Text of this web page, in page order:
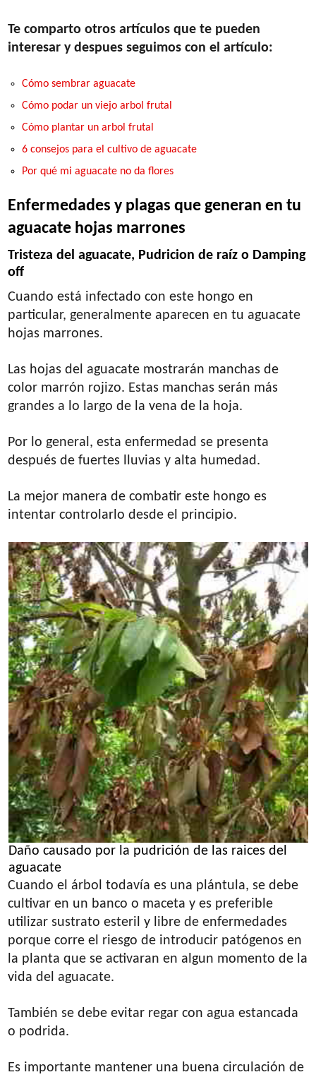
Te comparto otros artículos que te pueden
interesar y despues seguimos con el artículo:
Cómo sembrar aguacate
Cómo podar un viejo arbol frutal
Cómo plantar un arbol frutal
6 consejos para el cultivo de aguacate
Por qué mi aguacate no da flores
Enfermedades y plagas que generan en tu
aguacate hojas marrones
Tristeza del aguacate, Pudricion de raíz o Damping
off
Cuando está infectado con este hongo en
particular, generalmente aparecen en tu aguacate
hojas marrones.
Las hojas del aguacate mostrarán manchas de
color marrón rojizo. Estas manchas serán más
grandes a lo largo de la vena de la hoja.
Por lo general, esta enfermedad se presenta
después de fuertes lluvias y alta humedad.
La mejor manera de combatir este hongo es
intentar controlarlo desde el principio.
Daño causado por la pudrición de las raices del
aguacate
Cuando el árbol todavía es una plántula, se debe
cultivar en un banco o maceta y es preferible
utilizar sustrato esteril y libre de enfermedades
porque corre el riesgo de introducir patógenos en
la planta que se activaran en algun momento de la
vida del aguacate.
También se debe evitar regar con agua estancada
o podrida.
Es importante mantener una buena circulación de